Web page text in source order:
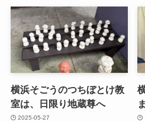
横浜そごうのつちぼとけ教
室は、日限り地蔵尊へ
2025-05-27